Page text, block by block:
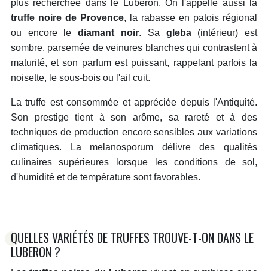
plus recherchée dans le Luberon. On l'appelle aussi la
truffe noire de Provence, la rabasse en patois régional
ou encore lediamant noir. Sa gleba(intérieur) est
sombre, parsemée de veinures blanches qui contrastent à
maturité, et son parfum est puissant, rappelant parfois la
noisette, le sous-bois ou l'ail cuit.
La truffe est consommée et appréciée depuis l'Antiquité.
Son prestige tient à son arôme, sa rareté et à des
techniques de production encore sensibles aux variations
climatiques. La melanosporum délivre des qualités
culinaires supérieures lorsque les conditions de sol,
d'humidité et de température sont favorables.
QUELLES VARIÉTÉS DE TRUFFES TROUVE-T-ON DANS LE
LUBERON ?